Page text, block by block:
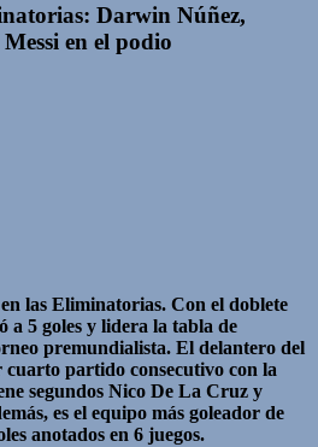
Darwin Núñez,
en el podio
las Eliminatorias. Con el doblete
a 5 goles y lidera la tabla de
premundialista. El delantero del
partido consecutivo con la
segundos Nico De La Cruz y
es el equipo más goleador de
anotados en 6 juegos.